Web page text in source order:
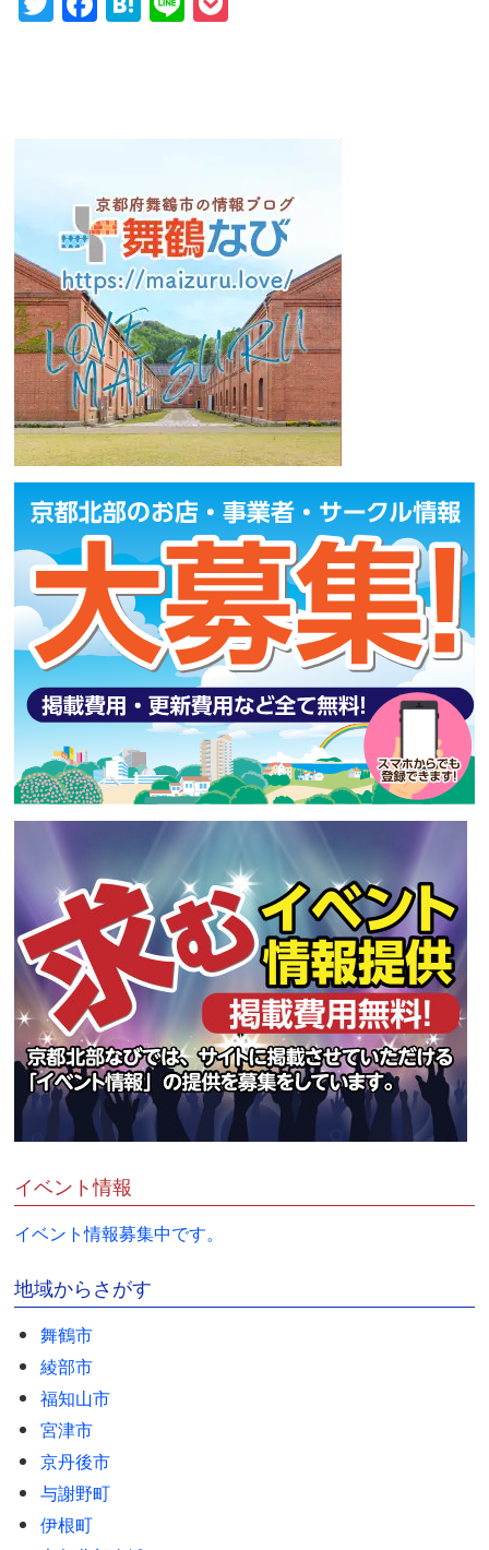
イベント情報
イベント情報募集中です。
地域からさがす
舞鶴市
綾部市
福知山市
宮津市
京丹後市
与謝野町
伊根町